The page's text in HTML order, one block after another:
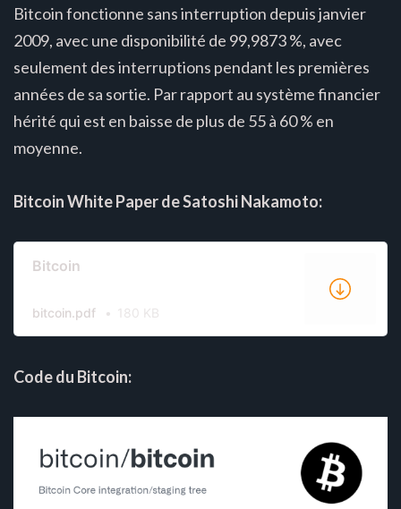
Bitcoin fonctionne sans interruption depuis janvier
2009, avec une disponibilité de 99,9873 %, avec
seulement des interruptions pendant les premières
années de sa sortie. Par rapport au système financier
hérité qui est en baisse de plus de 55 à 60 % en
moyenne.
Bitcoin White Paper de Satoshi Nakamoto:
Bitcoin
bitcoin.pdf 180 KB
Code du Bitcoin: